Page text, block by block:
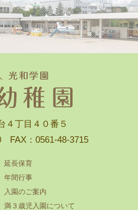
４丁目４０番５
FAX：0561-48-3715
延長保育
年間行事
入園のご案内
満３歳児入園について